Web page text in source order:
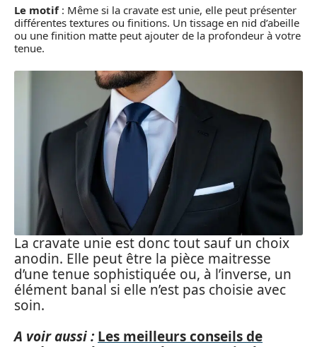
Le motif: Même si la cravate est unie, elle peut présenter
différentes textures ou finitions. Un tissage en nid d’abeille
ou une finition matte peut ajouter de la profondeur à votre
tenue.
La cravate unie est donc tout sauf un choix
anodin. Elle peut être la pièce maitresse
d’une tenue sophistiquée ou, à l’inverse, un
élément banal si elle n’est pas choisie avec
soin.
A voir aussi : Les meilleurs conseils de